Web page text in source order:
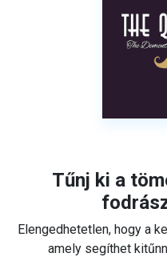
Tűnj ki a
Elengedhetetlen, hogy a
amely segíthet